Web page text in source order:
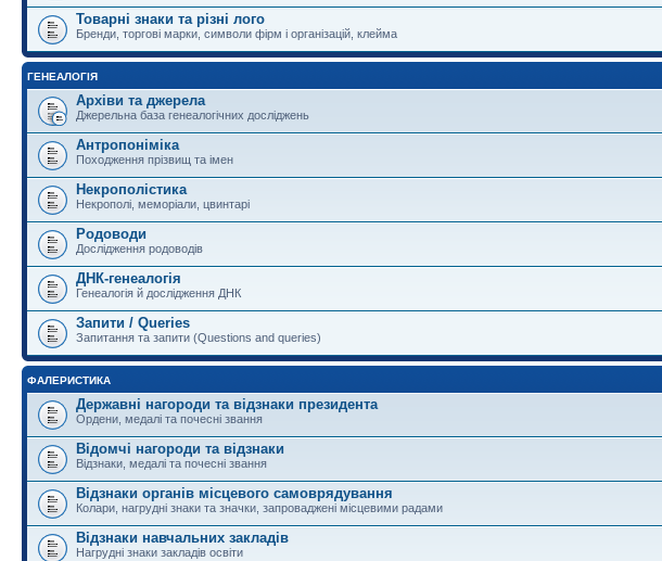
Товарні знаки та різні лого
Бренди, торгові марки, символи фірм і організацій, клейма
ГЕНЕАЛОГІЯ
Архіви та джерела
Джерельна база генеалогічних досліджень
Антропоніміка
Походження прізвищ та імен
Некрополістика
Некрополі, меморіали, цвинтарі
Родоводи
Дослідження родоводів
ДНК-генеалогія
Генеалогія й дослідження ДНК
Запити / Queries
Запитання та запити (Questions and queries)
ФАЛЕРИСТИКА
Державні нагороди та відзнаки президента
Ордени, медалі та почесні звання
Відомчі нагороди та відзнаки
Відзнаки, медалі та почесні звання
Відзнаки органів місцевого самоврядування
Колари, нагрудні знаки та значки, запроваджені місцевими радами
Відзнаки навчальних закладів
Нагрудні знаки закладів освіти